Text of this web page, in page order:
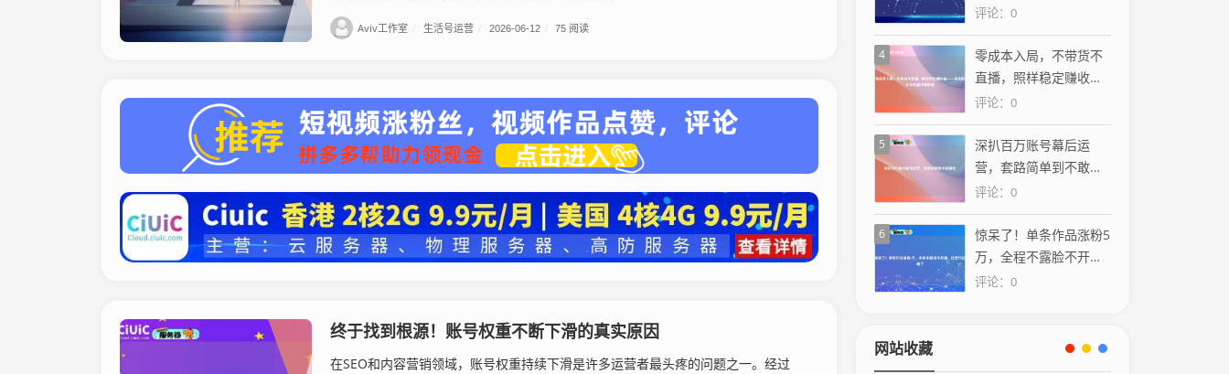
Aviv工作室 生活号运营 2026-06-12 75 阅读
终于找到根源！账号权重不断下滑的真实原因
在SEO和内容营销领域，账号权重持续下滑是许多运营者最头疼的问题之一。经过
是干货，建议收藏
评论：0
4
零成本入局，不带货不
直播，照样稳定赚收益
——你也能学会的副业
新思路
评论：0
5
深扒百万账号幕后运
营，套路简单到不敢相
信
评论：0
6
惊呆了！单条作品涨粉5
万，全程不露脸不开
播，这套方法绝了
评论：0
网站收藏